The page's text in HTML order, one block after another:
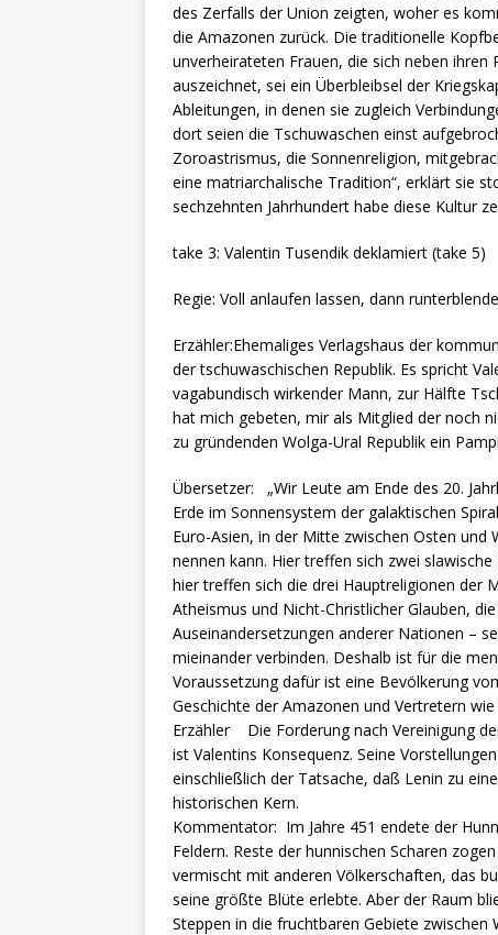
des Zerfalls der Union zeigten, woher es
die Amazonen zurück. Die traditionelle
unverheirateten Frauen, die sich neben
auszeichnet, sei ein Überbleibsel der
Ableitungen, in denen sie zugleich
dort seien die Tschuwaschen einst
Zoroastrismus, die Sonnenreligion,
eine matriarchalische Tradition“, erklärt sie
sechzehnten Jahrhundert habe diese Kultur
take 3: Valentin Tusendik deklamiert (take 5)
Regie: Voll anlaufen lassen, dann
Erzähler:Ehemaliges Verlagshaus der
der tschuwaschischen Republik. Es spricht
vagabundisch wirkender Mann, zur Hälfte
hat mich gebeten, mir als Mitglied der noch
zu gründenden Wolga-Ural Republik ein
Übersetzer: „Wir Leute am Ende des 20.
Erde im Sonnensystem der galaktischen
Euro-Asien, in der Mitte zwischen Osten und
nennen kann. Hier treffen sich zwei
hier treffen sich die drei Hauptreligionen der
Atheismus und Nicht-Christlicher Glauben,
Auseinandersetzungen anderer Nationen –
mieinander verbinden. Deshalb ist für die
Voraussetzung dafür ist eine Bevölkerung
Geschichte der Amazonen und Vertretern
Erzähler Die Forderung nach
ist Valentins Konsequenz. Seine
einschließlich der Tatsache, daß Lenin zu
historischen Kern.
Kommentator: Im Jahre 451 endete der
Feldern. Reste der hunnischen Scharen
vermischt mit anderen Völkerschaften, das
seine größte Blüte erlebte. Aber der Raum
Steppen in die fruchtbaren Gebiete